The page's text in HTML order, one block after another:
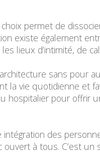
permet de
existe également
lieux d’intimité, de
sans pour
la vie quotidienne et
hospitalier pour offrir
intégration des
à tous. C’est un